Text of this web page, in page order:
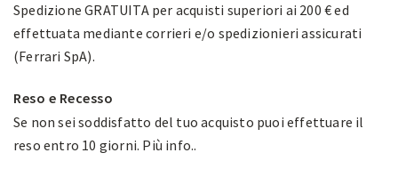
Spedizione GRATUITA per acquisti superiori ai 200 € ed
effettuata mediante corrieri e/o spedizionieri assicurati
(Ferrari SpA).
Reso e Recesso
Se non sei soddisfatto del tuo acquisto puoi effettuare il
reso entro 10 giorni. Più info..